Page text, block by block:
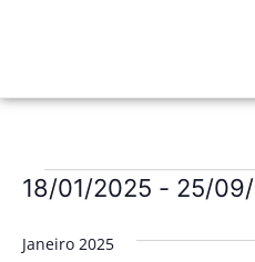
18/01/2025 - 25/
data.
Janeiro 2025